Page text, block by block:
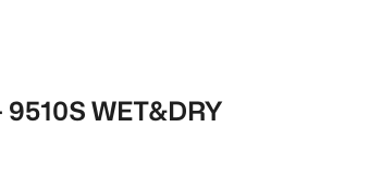
9510S WET&DRY